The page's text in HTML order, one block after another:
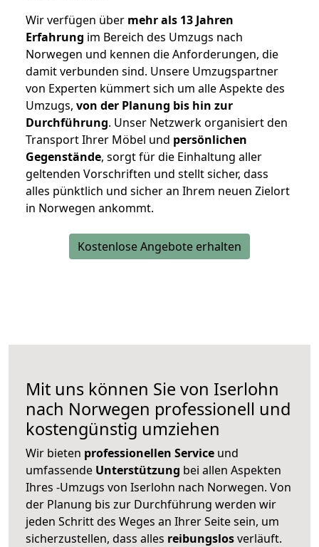
Wir verfügen über mehr als 13 Jahren
Erfahrung im Bereich des Umzugs nach
Norwegen und kennen die Anforderungen, die
damit verbunden sind. Unsere Umzugspartner
von Experten kümmert sich um alle Aspekte des
Umzugs, von der Planung bis hin zur
Durchführung. Unser Netzwerk organisiert den
Transport Ihrer Möbel und persönlichen
Gegenstände, sorgt für die Einhaltung aller
geltenden Vorschriften und stellt sicher, dass
alles pünktlich und sicher an Ihrem neuen Zielort
in Norwegen ankommt.
Kostenlose Angebote erhalten
Mit uns können Sie von Iserlohn
nach Norwegen professionell und
kostengünstig umziehen
Wir bieten professionellen Service und
umfassende Unterstützung bei allen Aspekten
Ihres -Umzugs von Iserlohn nach Norwegen. Von
der Planung bis zur Durchführung werden wir
jeden Schritt des Weges an Ihrer Seite sein, um
sicherzustellen, dass alles reibungslosverläuft.